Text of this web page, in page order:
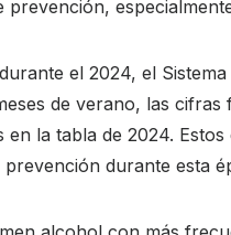
el 2024, el
de verano, las cifras
la tabla de 2024.
durante esta